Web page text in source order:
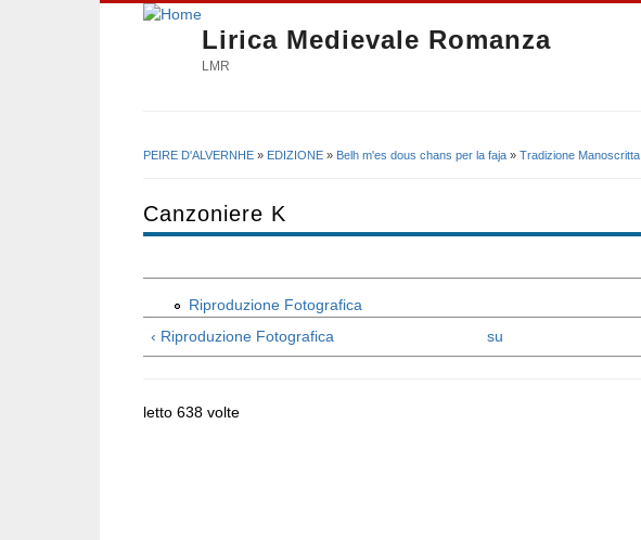
Lirica Medievale Romanza
LMR
PEIRE D'ALVERNHE » EDIZIONE » Belh m'es dous chans per la faja » Tradizione Manoscritta
Canzoniere K
Riproduzione Fotografica
‹ Riproduzione Fotografica
su
letto 638 volte